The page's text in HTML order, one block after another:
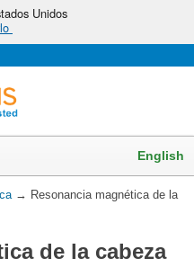
Unidos
English
→ Resonancia magnética de la
de la cabeza